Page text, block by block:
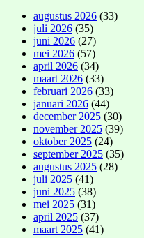
augustus 2026 (33)
juli 2026 (35)
juni 2026 (27)
mei 2026 (57)
april 2026 (34)
maart 2026 (33)
februari 2026 (33)
januari 2026 (44)
december 2025 (30)
november 2025 (39)
oktober 2025 (24)
september 2025 (35)
augustus 2025 (28)
juli 2025 (41)
juni 2025 (38)
mei 2025 (31)
april 2025 (37)
maart 2025 (41)